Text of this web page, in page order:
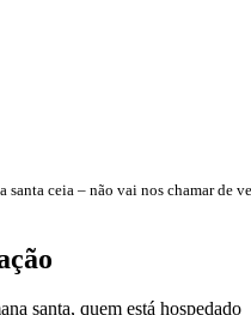
santa ceia – não vai nos chamar de
santa, quem está hospedado